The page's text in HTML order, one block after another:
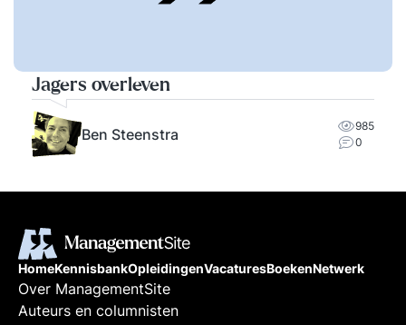
Jagers overleven
Ben Steenstra
985
0
HomeKennisbankOpleidingenVacaturesBoekenNetwerk
Over ManagementSite
Auteurs en columnisten